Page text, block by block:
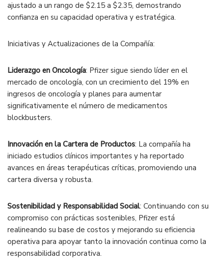
ajustado a un rango de $2.15 a $2.35, demostrando
confianza en su capacidad operativa y estratégica.
Iniciativas y Actualizaciones de la Compañía:
Liderazgo en Oncología: Pfizer sigue siendo líder en el
mercado de oncología, con un crecimiento del 19% en
ingresos de oncología y planes para aumentar
significativamente el número de medicamentos
blockbusters.
Innovación en la Cartera de Productos: La compañía ha
iniciado estudios clínicos importantes y ha reportado
avances en áreas terapéuticas críticas, promoviendo una
cartera diversa y robusta.
Sostenibilidad y Responsabilidad Social: Continuando con su
compromiso con prácticas sostenibles, Pfizer está
realineando su base de costos y mejorando su eficiencia
operativa para apoyar tanto la innovación continua como la
responsabilidad corporativa.